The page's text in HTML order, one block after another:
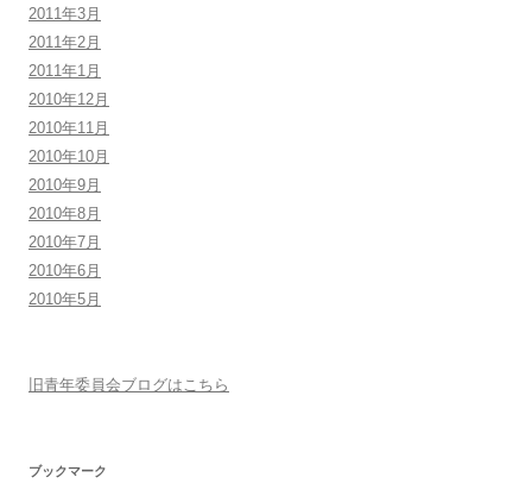
2011年3月
2011年2月
2011年1月
2010年12月
2010年11月
2010年10月
2010年9月
2010年8月
2010年7月
2010年6月
2010年5月
旧青年委員会ブログはこちら
ブックマーク